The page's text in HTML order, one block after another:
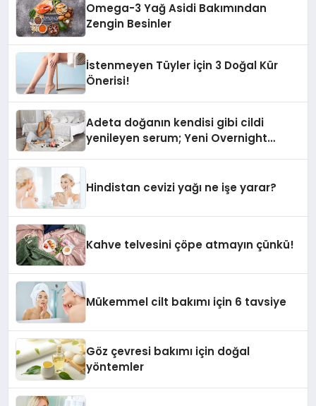
Omega-3 Yağ Asidi Bakımından
Zengin Besinler
İstenmeyen Tüyler İçin 3 Doğal Kür
Önerisi!
Adeta doğanın kendisi gibi cildi
yenileyen serum; Yeni Overnight
Hindistan cevizi yağı ne işe yarar?
Kahve telvesini çöpe atmayın çünkü!
Mükemmel cilt bakımı için 6 tavsiye
Göz çevresi bakımı için doğal
yöntemler